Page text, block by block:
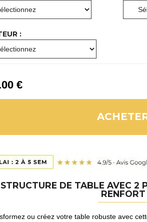
:
€
STRUCTURE DE TABLE AVEC 2
RENFORT
ou créez votre table robuste avec